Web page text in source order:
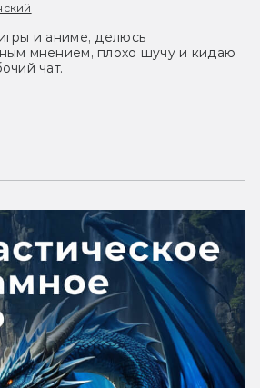
и аниме, делюсь
мнением, плохо шучу и кидаю
чат.